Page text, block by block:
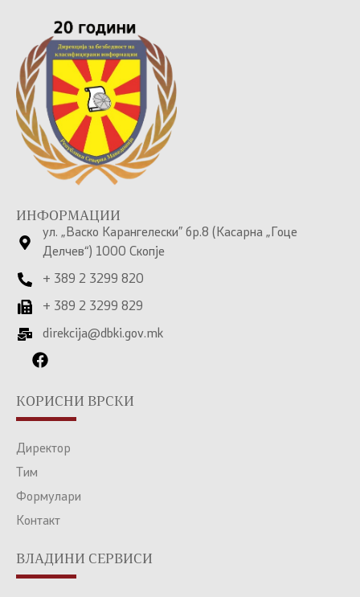
ИНФОРМАЦИИ
ул. „Васко Карангелески” бр.8 (Касарна „Гоце
Делчев“) 1000 Скопје
+ 389 2 3299 820
+ 389 2 3299 829
direkcija@dbki.gov.mk
КОРИСНИ ВРСКИ
Директор
Тим
Формулари
Контакт
ВЛАДИНИ СЕРВИСИ